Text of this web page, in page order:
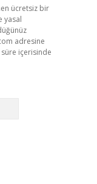
ücretsiz bir
yasal
adresine
içerisinde